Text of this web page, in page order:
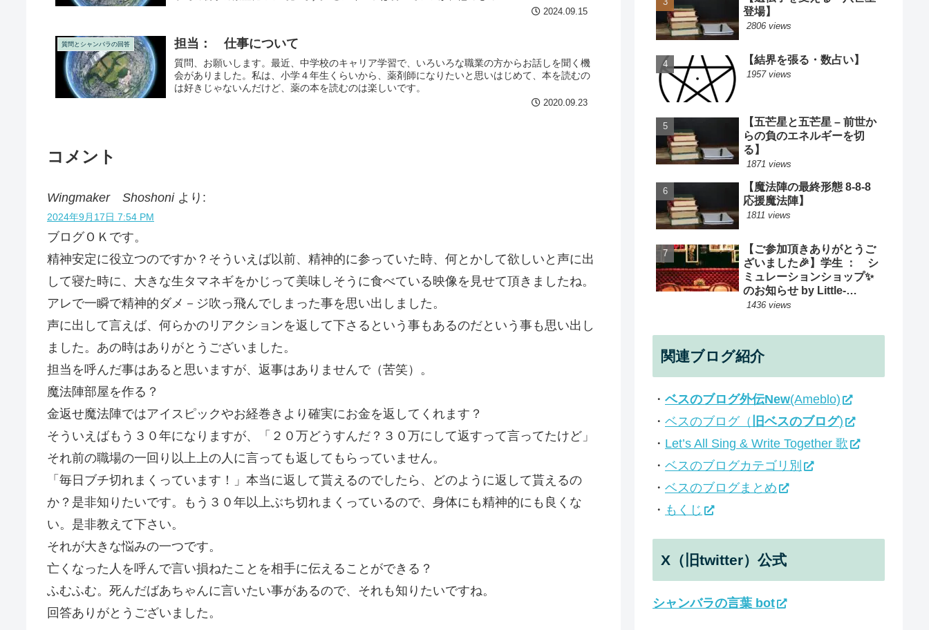
2024.09.15
質問とシャンバラの回答 担当： 仕事について
質問、お願いします。最近、中学校のキャリア学習で、いろいろな職業の方からお話しを聞く機
会がありました。私は、小学４年生くらいから、薬剤師になりたいと思いはじめて、本を読むの
は好きじゃないんだけど、薬の本を読むのは楽しいです。
2020.09.23
コメント
Wingmaker Shoshoni より:
2024年9月17日 7:54 PM
ブログＯＫです。
精神安定に役立つのですか？そういえば以前、精神的に参っていた時、何とかして欲しいと声に出
して寝た時に、大きな生タマネギをかじって美味しそうに食べている映像を見せて頂きましたね。
アレで一瞬で精神的ダメ－ジ吹っ飛んでしまった事を思い出しました。
声に出して言えば、何らかのリアクションを返して下さるという事もあるのだという事も思い出し
ました。あの時はありがとうございました。
担当を呼んだ事はあると思いますが、返事はありませんで（苦笑）。
魔法陣部屋を作る？
金返せ魔法陣ではアイスピックやお経巻きより確実にお金を返してくれます？
そういえばもう３０年になりますが、「２０万どうすんだ？３０万にして返すって言ってたけど」
それ前の職場の一回り以上上の人に言っても返してもらっていません。
「毎日ブチ切れまくっています！」本当に返して貰えるのでしたら、どのように返して貰えるの
か？是非知りたいです。もう３０年以上ぶち切れまくっているので、身体にも精神的にも良くな
い。是非教えて下さい。
それが大きな悩みの一つです。
亡くなった人を呼んで言い損ねたことを相手に伝えることができる？
ふむふむ。死んだばあちゃんに言いたい事があるので、それも知りたいですね。
回答ありがとうございました。
登場】
2806 views
【結界を張る・数占い】
1957 views
【五芒星と五芒星 – 前世か
らの負のエネルギーを切
る】
1871 views
【魔法陣の最終形態 8-8-8
応援魔法陣】
1811 views
【ご参加頂きありがとうご
ざいました🎉】学生 ： シ
ミュレーションショップ✨
のお知らせ by Little-
Cooking
1436 views
関連ブログ紹介
・ ベスのブログ外伝New(Ameblo)
・ ベスのブログ（ 旧ベスのブログ)
・ Let’s All Sing & Write Together 歌
・ ベスのブログカテゴリ別
・ ベスのブログまとめ
・ もくじ
X（旧twitter）公式
シャンバラの言葉 bot